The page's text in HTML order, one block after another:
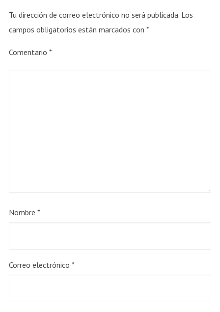
Tu dirección de correo electrónico no será publicada. Los
campos obligatorios están marcados con *
Comentario *
Nombre *
Correo electrónico *